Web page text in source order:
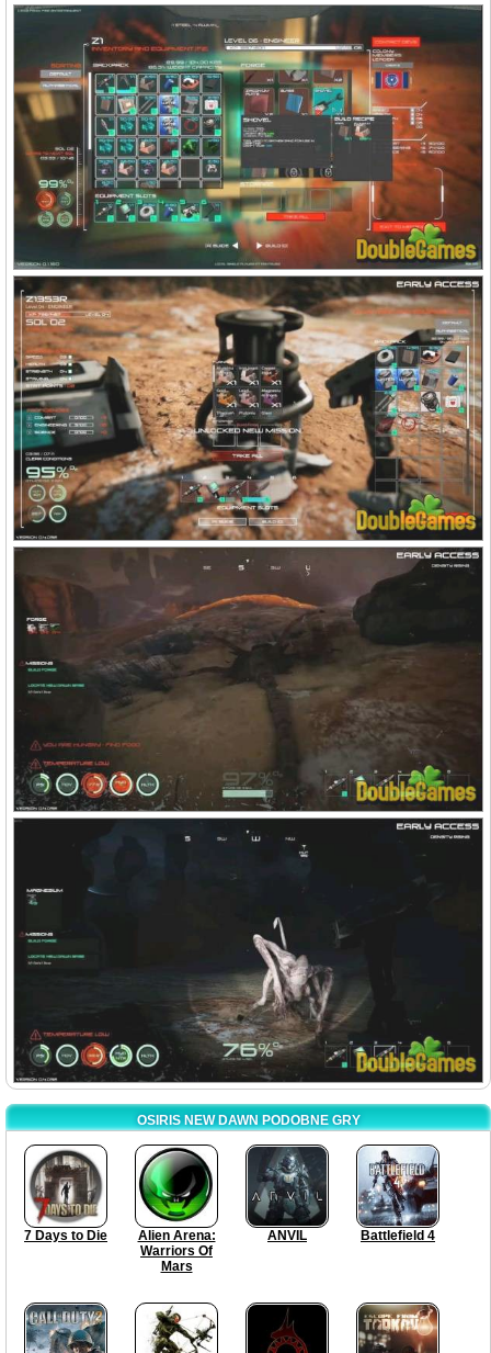
OSIRIS NEW DAWN PODOBNE GRY
7 Days to Die
Alien Arena:
Warriors Of
Mars
ANVIL Battlefield 4